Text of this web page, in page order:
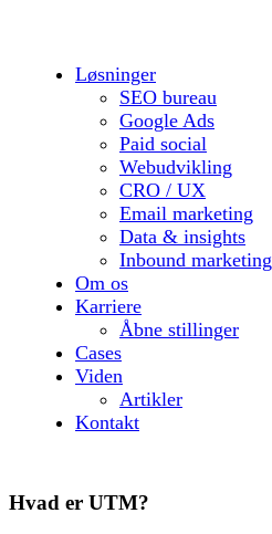
Løsninger
SEO bureau
Google Ads
Paid social
Webudvikling
CRO / UX
Email marketing
Data & insights
Inbound marketing
Om os
Karriere
Åbne stillinger
Cases
Viden
Artikler
Kontakt
Hvad er UTM?